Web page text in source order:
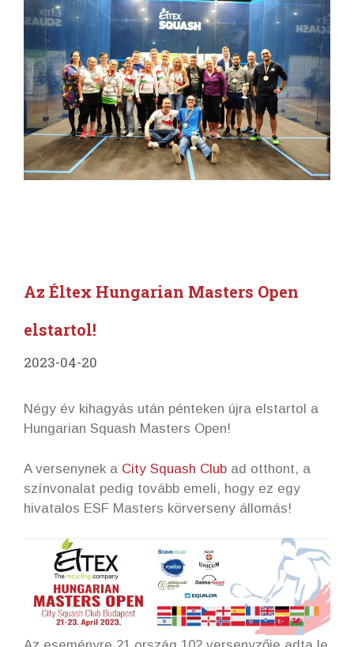
Az Éltex Hungarian Masters Open
elstartol!
2023-04-20
Négy év kihagyás után pénteken újra elstartol a
Hungarian Squash Masters Open!
A versenynek a City Squash Club ad otthont, a
színvonalat pedig tovább emeli, hogy ez egy
hivatalos ESF Masters körverseny állomás!